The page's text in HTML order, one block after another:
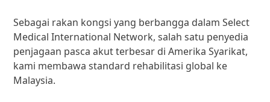
Sebagai rakan kongsi yang berbangga dalam Select
Medical International Network, salah satu penyedia
penjagaan pasca akut terbesar di Amerika Syarikat,
kami membawa standard rehabilitasi global ke
Malaysia.